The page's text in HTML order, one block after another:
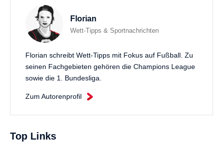
Florian
Wett-Tipps & Sportnachrichten
Florian schreibt Wett-Tipps mit Fokus auf Fußball. Zu
seinen Fachgebieten gehören die Champions League
sowie die 1. Bundesliga.
Zum Autorenprofil
Top Links